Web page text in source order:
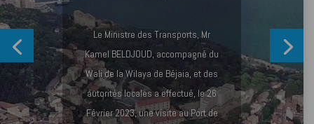
Le Ministre des Transports, Mr
Kamel BELDJOUD, accompagné du
Wali de la Wilaya de Béjaia, et des
autorités locales a effectué, le 26
Février 2023, une visite au Port de